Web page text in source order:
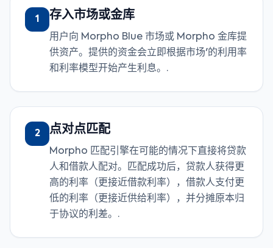
1 存入市场或金库
用户向 Morpho Blue 市场或 Morpho 金库提
供资产。提供的资金会立即根据市场'的利用率
和利率模型开始产生利息。.
2 点对点匹配
Morpho 匹配引擎在可能的情况下直接将贷款
人和借款人配对。匹配成功后，贷款人获得更
高的利率（更接近借款利率），借款人支付更
低的利率（更接近供给利率），并分摊原本归
于协议的利差。.